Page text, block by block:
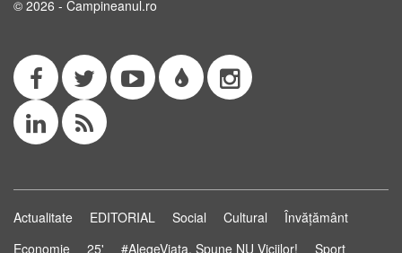
© 2026 - Campineanul.ro
Actualitate EDITORIAL Social Cultural
Învățământ
Economie
25' #AlegeViața. Spune NU Viciilor! Sport